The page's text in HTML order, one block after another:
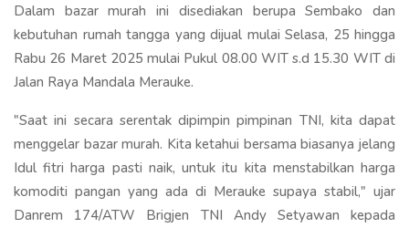
Dalam bazar murah ini disediakan berupa Sembako dan
kebutuhan rumah tangga yang dijual mulai Selasa, 25 hingga
Rabu 26 Maret 2025 mulai Pukul 08.00 WIT s.d 15.30 WIT di
Jalan Raya Mandala Merauke.
"Saat ini secara serentak dipimpin pimpinan TNI, kita dapat
menggelar bazar murah. Kita ketahui bersama biasanya jelang
Idul fitri harga pasti naik, untuk itu kita menstabilkan harga
komoditi pangan yang ada di Merauke supaya stabil," ujar
Danrem 174/ATW Brigjen TNI Andy Setyawan kepada